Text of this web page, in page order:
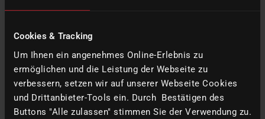
Cookies & Tracking
Um Ihnen ein angenehmes Online-Erlebnis zu
ermöglichen und die Leistung der Webseite zu
verbessern, setzen wir auf unserer Webseite Cookies
und Drittanbieter-Tools ein. Durch Bestätigen des
Buttons "Alle zulassen" stimmen Sie der Verwendung zu.
www.imes-icore.de获取
外，您还可以通过该网站与 imes-icore® 的员工取得联系，他们会帮
助每一位感兴趣的客户从 CORiTEC系统的大型机器系列中找到最适
合其需求的系统。